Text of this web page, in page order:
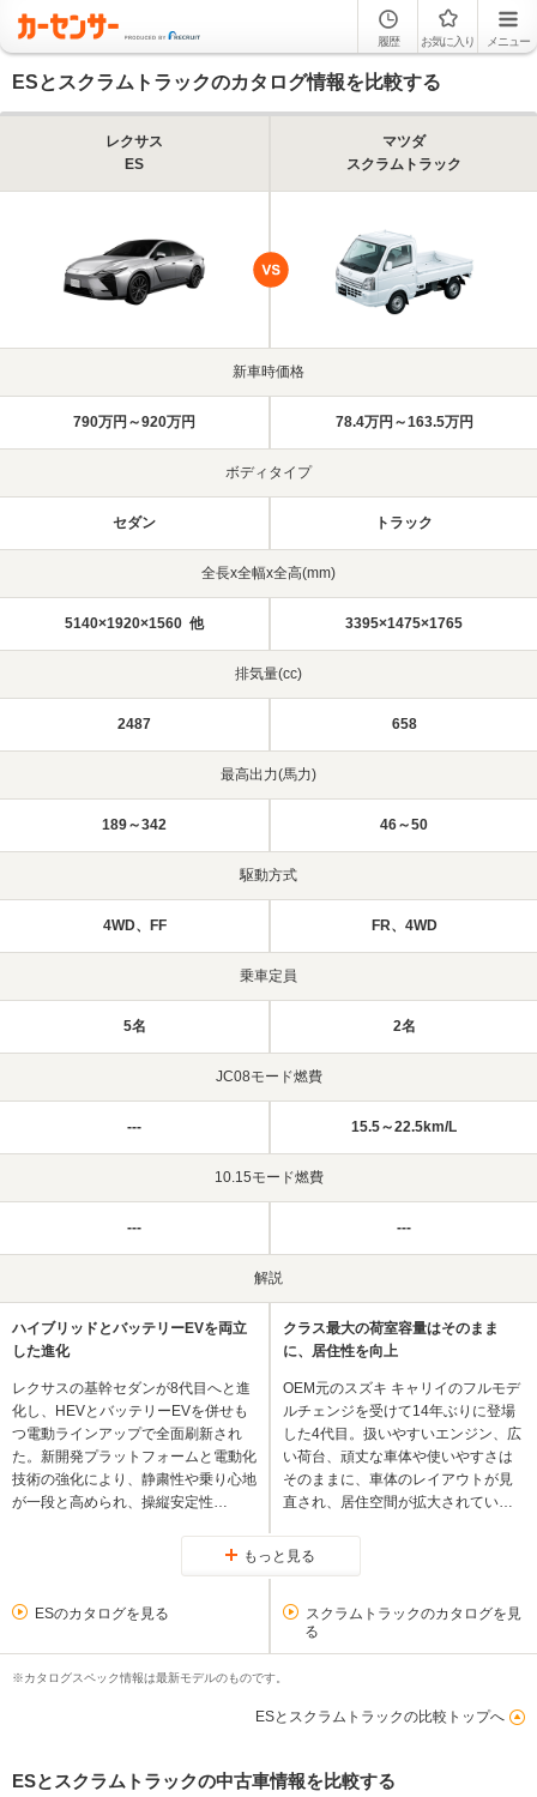
履歴 お気に入り メニュー
ESとスクラムトラックのカタログ情報を比較する
レクサス
ES
マツダ
スクラムトラック
新車時価格
790万円～920万円 78.4万円～163.5万円
ボディタイプ
セダン トラック
全長x全幅x全高(mm)
5140×1920×1560 他 3395×1475×1765
排気量(cc)
2487 658
最高出力(馬力)
189～342 46～50
駆動方式
4WD、FF FR、4WD
乗車定員
5名 2名
JC08モード燃費
--- 15.5～22.5km/L
10.15モード燃費
--- ---
解説
ハイブリッドとバッテリーEVを両立
した進化
レクサスの基幹セダンが8代目へと進
化し、HEVとバッテリーEVを併せも
つ電動ラインアップで全面刷新され
た。新開発プラットフォームと電動化
技術の強化により、静粛性や乗り心地
が一段と高められ、操縦安定性…
クラス最大の荷室容量はそのまま
に、居住性を向上
OEM元のスズキ キャリイのフルモデ
ルチェンジを受けて14年ぶりに登場
した4代目。扱いやすいエンジン、広
い荷台、頑丈な車体や使いやすさは
そのままに、車体のレイアウトが見
直され、居住空間が拡大されてい…
もっと見る
ESのカタログを見る
スクラムトラックのカタログを見
る
※カタログスペック情報は最新モデルのものです。
ESとスクラムトラックの比較トップへ
ESとスクラムトラックの中古車情報を比較する